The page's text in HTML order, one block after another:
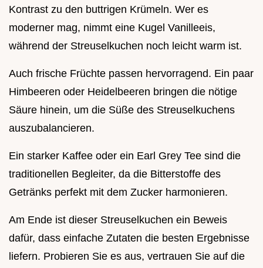
Kontrast zu den buttrigen Krümeln. Wer es
moderner mag, nimmt eine Kugel Vanilleeis,
während der Streuselkuchen noch leicht warm ist.
Auch frische Früchte passen hervorragend. Ein paar
Himbeeren oder Heidelbeeren bringen die nötige
Säure hinein, um die Süße des Streuselkuchens
auszubalancieren.
Ein starker Kaffee oder ein Earl Grey Tee sind die
traditionellen Begleiter, da die Bitterstoffe des
Getränks perfekt mit dem Zucker harmonieren.
Am Ende ist dieser Streuselkuchen ein Beweis
dafür, dass einfache Zutaten die besten Ergebnisse
liefern. Probieren Sie es aus, vertrauen Sie auf die